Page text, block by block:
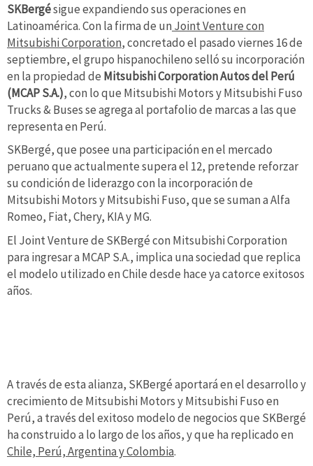
SKBergésigue expandiendo sus operaciones en
Latinoamérica. Con la firma de un Joint Venture con
Mitsubishi Corporation, concretado el pasado viernes 16 de
septiembre, el grupo hispanochileno selló su incorporación
en la propiedad de Mitsubishi Corporation Autos del Perú
(MCAP S.A.), con lo que Mitsubishi Motors y Mitsubishi Fuso
Trucks & Buses se agrega al portafolio de marcas a las que
representa en Perú.
SKBergé, que posee una participación en el mercado
peruano que actualmente supera el 12, pretende reforzar
su condición de liderazgo con la incorporación de
Mitsubishi Motors y Mitsubishi Fuso, que se suman a Alfa
Romeo, Fiat, Chery, KIA y MG.
El Joint Venture de SKBergé con Mitsubishi Corporation
para ingresar a MCAP S.A., implica una sociedad que replica
el modelo utilizado en Chile desde hace ya catorce exitosos
años.
A través de esta alianza, SKBergé aportará en el desarrollo y
crecimiento de Mitsubishi Motors y Mitsubishi Fuso en
Perú, a través del exitoso modelo de negocios que SKBergé
ha construido a lo largo de los años, y que ha replicado en
Chile, Perú, Argentina y Colombia.